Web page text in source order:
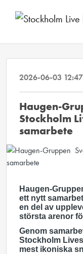
2026-06-03 12:47
Haugen-
Stockholm
samarbete
Haugen-
ett nytt
en del av
största arenor
Genom
Stockholm
mest ikoniska